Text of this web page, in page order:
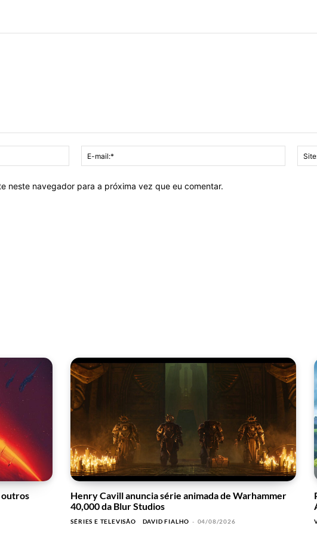
Nome:*
mail:*
neste navegador para a próxima vez que eu comentar.
outros
Henry Cavill anuncia série animada de Warhammer
40,000 da Blur Studios
SÉRIES E TELEVISÃO DAVID FIALHO - 04/08/2026